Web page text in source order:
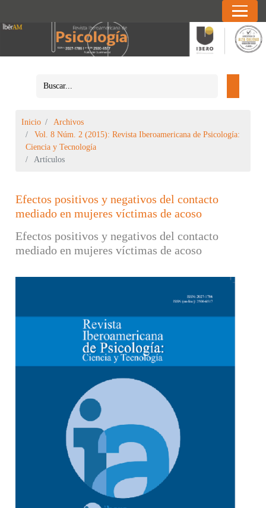
Inicio
Archivos
Vol. 8 Núm. 2 (2015): Revista Iberoamericana de Psicología:
Ciencia y Tecnología
Artículos
Efectos positivos y negativos del contacto
mediado en mujeres víctimas de acoso
Efectos positivos y negativos del contacto
mediado en mujeres víctimas de acoso